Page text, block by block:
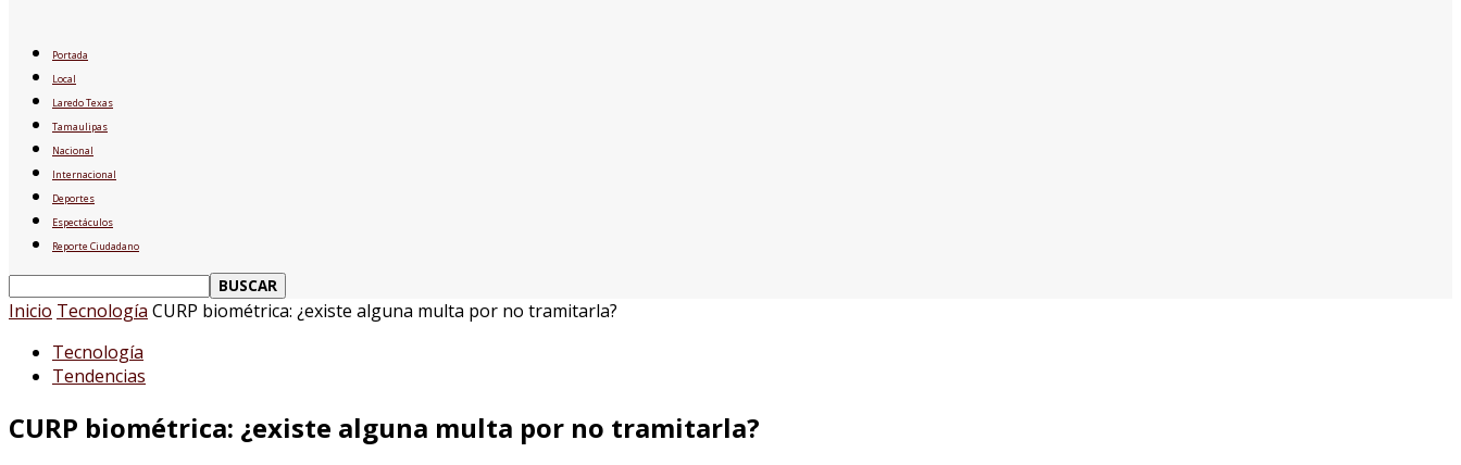
Portada
Local
Laredo Texas
Tamaulipas
Nacional
Internacional
Deportes
Espectáculos
Reporte Ciudadano
Inicio Tecnología CURP biométrica: ¿existe alguna multa por no tramitarla?
Tecnología
Tendencias
CURP biométrica: ¿existe alguna multa por no tramitarla?